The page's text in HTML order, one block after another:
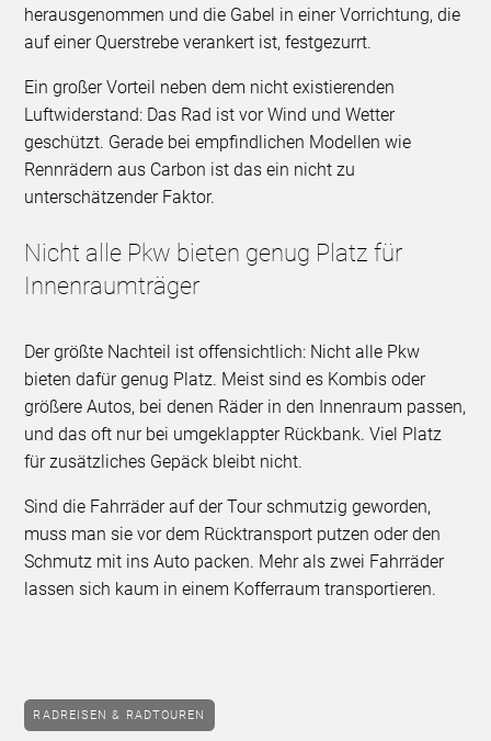
herausgenommen und die Gabel in einer Vorrichtung, die
auf einer Querstrebe verankert ist, festgezurrt.
Ein großer Vorteil neben dem nicht existierenden
Luftwiderstand: Das Rad ist vor Wind und Wetter
geschützt. Gerade bei empfindlichen Modellen wie
Rennrädern aus Carbon ist das ein nicht zu
unterschätzender Faktor.
Nicht alle Pkw bieten genug Platz für
Innenraumträger
Der größte Nachteil ist offensichtlich: Nicht alle Pkw
bieten dafür genug Platz. Meist sind es Kombis oder
größere Autos, bei denen Räder in den Innenraum passen,
und das oft nur bei umgeklappter Rückbank. Viel Platz
für zusätzliches Gepäck bleibt nicht.
Sind die Fahrräder auf der Tour schmutzig geworden,
muss man sie vor dem Rücktransport putzen oder den
Schmutz mit ins Auto packen. Mehr als zwei Fahrräder
lassen sich kaum in einem Kofferraum transportieren.
RADREISEN & RADTOUREN